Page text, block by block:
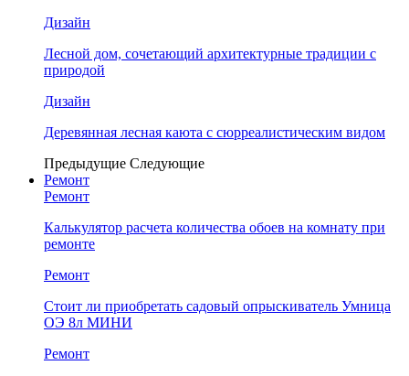
Дизайн
Лесной дом, сочетающий архитектурные традиции с
природой
Дизайн
Деревянная лесная каюта с сюрреалистическим видом
Предыдущие Следующие
Ремонт
Ремонт
Калькулятор расчета количества обоев на комнату при
ремонте
Ремонт
Стоит ли приобретать садовый опрыскиватель Умница
ОЭ 8л МИНИ
Ремонт